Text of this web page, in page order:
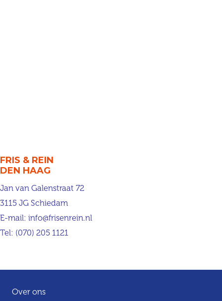
FRIS & REIN
DEN HAAG
Jan van Galenstraat 72
3115 JG Schiedam
E-mail: info@frisenrein.nl
Tel: (070) 205 1121
Over ons